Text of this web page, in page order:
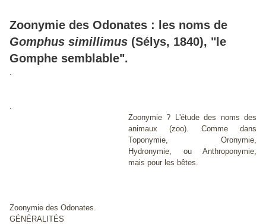
Zoonymie des Odonates : les noms de
Gomphus simillimus (Sélys, 1840), "le
Gomphe semblable".
.
Zoonymie ? L'étude des noms des
animaux (zoo). Comme dans
Toponymie, Oronymie,
Hydronymie, ou Anthroponymie,
mais pour les bêtes.
Zoonymie des Odonates.
GÉNÉRALITÉS